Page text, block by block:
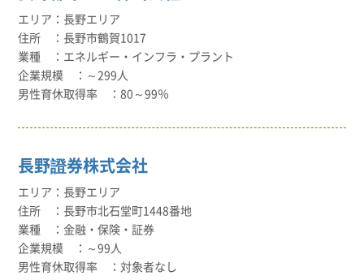
長野エリア
長野市鶴賀1017
エネルギー・インフラ・プラント
～299人
80～99％
長野證券株式会社
長野エリア
長野市北石堂町1448番地
金融・保険・証券
～99人
対象者なし